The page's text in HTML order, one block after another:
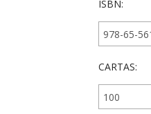
ISBN:
CARTAS: